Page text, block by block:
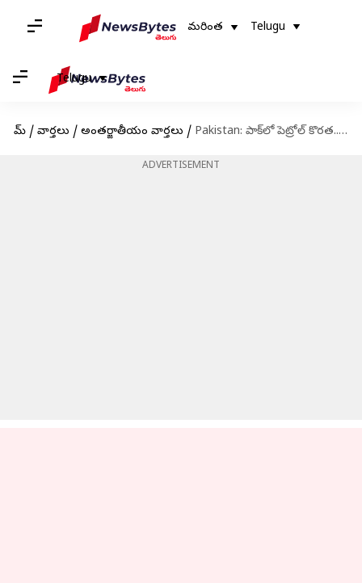
మరింత Telugu
Telugu
హోమ్ / వార్తలు / అంతర్జాతీయం వార్తలు / Pakistan: పాక్‌లో పెట్రోల్‌ కొరత.. 48 గంటలు బంక్‌ల మూసివేత
ADVERTISEMENT